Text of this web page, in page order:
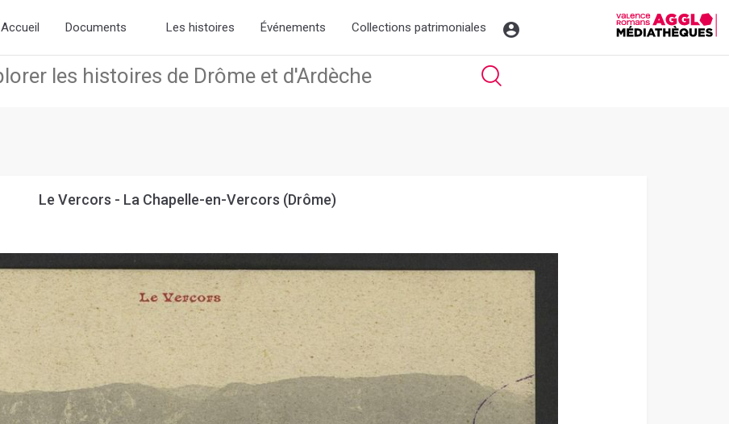
Accueil Documents Les histoires Événements Collections patrimoniales
Le Vercors - La Chapelle-en-Vercors (Drôme)